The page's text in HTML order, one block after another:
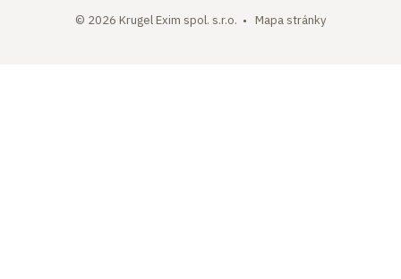
© 2026 Krugel Exim spol. s.r.o. • Mapa stránky